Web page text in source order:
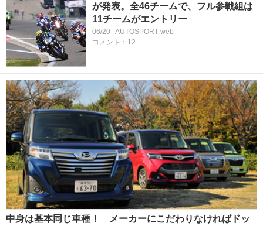
が発表。全46チームで、フル参戦組は
11チームがエントリー
06/20 | AUTOSPORT web
コメント：12
中身は基本同じ車種！ メーカーにこだわりなければドッ